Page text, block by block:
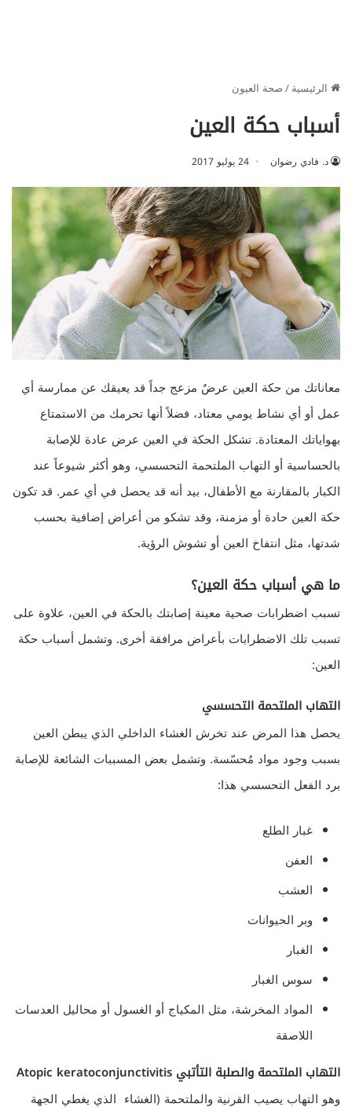
الرئيسية/صحة العيون
أسباب حكة العين
د. فادي رضوان 24 يوليو 2017
معاناتك من حكة العين عرضٌ مزعج جداً قد يعيقك عن ممارسة أي
عمل أو أي نشاط يومي معتاد، فضلاً أنها تحرمك من الاستمتاع
بهواياتك المعتادة. تشكل الحكة في العين عرض عادة للإصابة
بالحساسية أو التهاب الملتحمة التحسسي، وهو أكثر شيوعاً عند
الكبار بالمقارنة مع الأطفال، بيد أنه قد يحصل في أي عمر. قد تكون
حكة العين حادة أو مزمنة، وقد تشكو من أعراض إضافية بحسب
شدتها، مثل انتفاخ العين أو تشوش الرؤية.
ما هي أسباب حكة العين؟
تسبب اضطرابات صحية معينة إصابتك بالحكة في العين، علاوة على
تسبب تلك الاضطرابات بأعراض مرافقة أخرى. وتشمل أسباب حكة
العين:
التهاب الملتحمة التحسسي
يحصل هذا المرض عند تخرش الغشاء الداخلي الذي يبطن العين
بسبب وجود مواد مُحسّسة. وتشمل بعض المسببات الشائعة للإصابة
برد الفعل التحسسي هذا:
غبار الطلع
العفن
العشب
وبر الحيوانات
الغبار
سوس الغبار
المواد المخرشة، مثل المكياج أو الغسول أو محاليل العدسات
اللاصقة
التهاب الملتحمة والصلبة التأتبي Atopic keratoconjunctivitis
وهو التهاب يصيب القرنية والملتحمة (الغشاء الذي يغطي الجهة